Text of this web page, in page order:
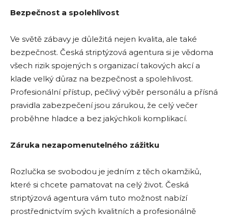
Bezpečnost a spolehlivost
Ve světě zábavy je důležitá nejen kvalita, ale také
bezpečnost. Česká striptýzová agentura si je vědoma
všech rizik spojených s organizací takových akcí a
klade velký důraz na bezpečnost a spolehlivost.
Profesionální přístup, pečlivý výběr personálu a přísná
pravidla zabezpečení jsou zárukou, že celý večer
proběhne hladce a bez jakýchkoli komplikací.
Záruka nezapomenutelného zážitku
Rozlučka se svobodou je jedním z těch okamžiků,
které si chcete pamatovat na celý život. Česká
striptýzová agentura vám tuto možnost nabízí
prostřednictvím svých kvalitních a profesionálně